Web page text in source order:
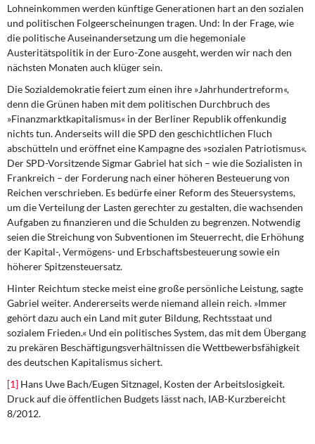
Lohneinkommen werden künftige Generationen hart an den sozialen
und politischen Folgeerscheinungen tragen. Und: In der Frage, wie
die politische Auseinandersetzung um die hegemoniale
Austeritätspolitik in der Euro-Zone ausgeht, werden wir nach den
nächsten Monaten auch klüger sein.
Die Sozialdemokratie feiert zum einen ihre »Jahrhundertreform«,
denn die Grünen haben mit dem politischen Durchbruch des
»Finanzmarktkapitalismus« in der Berliner Republik offenkundig
nichts tun. Anderseits will die SPD den geschichtlichen Fluch
abschütteln und eröffnet eine Kampagne des »sozialen Patriotismus«.
Der SPD-Vorsitzende Sigmar Gabriel hat sich – wie die Sozialisten in
Frankreich – der Forderung nach einer höheren Besteuerung von
Reichen verschrieben. Es bedürfe einer Reform des Steuersystems,
um die Verteilung der Lasten gerechter zu gestalten, die wachsenden
Aufgaben zu finanzieren und die Schulden zu begrenzen. Notwendig
seien die Streichung von Subventionen im Steuerrecht, die Erhöhung
der Kapital-, Vermögens- und Erbschaftsbesteuerung sowie ein
höherer Spitzensteuersatz.
Hinter Reichtum stecke meisteine große persönliche Leistung, sagte
Gabriel weiter. Andererseits werde niemand allein reich. »Immer
gehört dazu auch ein Land mit guter Bildung, Rechtsstaat und
sozialem Frieden.« Und ein politisches System, das mit dem Übergang
zu prekären Beschäftigungsverhältnissen die Wettbewerbsfähigkeit
des deutschen Kapitalismus sichert.
[1] Hans Uwe Bach/Eugen Sitznagel, Kosten der Arbeitslosigkeit.
Druck auf die öffentlichen Budgets lässt nach, IAB-Kurzbereicht
8/2012.